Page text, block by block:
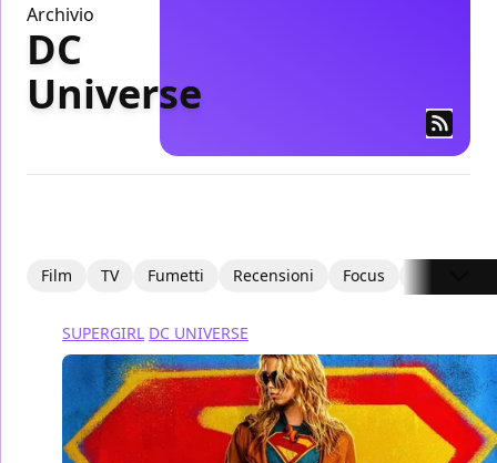
Archivio
DC
Universe
Film TV Fumetti Recensioni Focus
SUPERGIRL DC UNIVERSE